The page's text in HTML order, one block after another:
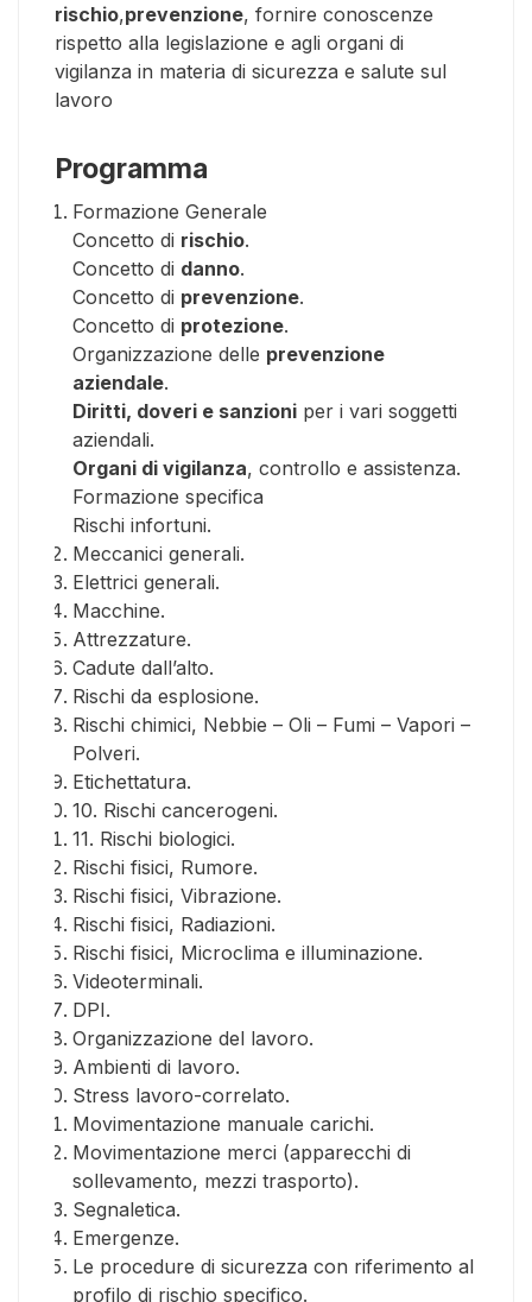
rischio,prevenzione, fornire conoscenze
rispetto alla legislazione e agli organi di
vigilanza in materia di sicurezza e salute sul
lavoro
Programma
Formazione Generale
Concetto di rischio.
Concetto di danno.
Concetto di prevenzione.
Concetto di protezione.
Organizzazione delle prevenzione
aziendale.
Diritti, doveri e sanzioni per i vari soggetti
aziendali.
Organi di vigilanza, controllo e assistenza.
Formazione specifica
Rischi infortuni.
Meccanici generali.
Elettrici generali.
Macchine.
Attrezzature.
Cadute dall’alto.
Rischi da esplosione.
Rischi chimici, Nebbie – Oli – Fumi – Vapori –
Polveri.
Etichettatura.
10. Rischi cancerogeni.
11. Rischi biologici.
Rischi fisici, Rumore.
Rischi fisici, Vibrazione.
Rischi fisici, Radiazioni.
Rischi fisici, Microclima e illuminazione.
Videoterminali.
DPI.
Organizzazione del lavoro.
Ambienti di lavoro.
Stress lavoro-correlato.
Movimentazione manuale carichi.
Movimentazione merci (apparecchi di
sollevamento, mezzi trasporto).
Segnaletica.
Emergenze.
Le procedure di sicurezza con riferimento al
profilo di rischio specifico.